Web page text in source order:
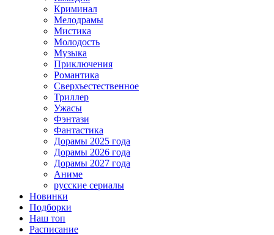
Криминал
Мелодрамы
Мистика
Молодость
Музыка
Приключения
Романтика
Сверхъестественное
Триллер
Ужасы
Фэнтази
Фантастика
Дорамы 2025 года
Дорамы 2026 года
Дорамы 2027 года
Аниме
русские сериалы
Новинки
Подборки
Наш топ
Расписание